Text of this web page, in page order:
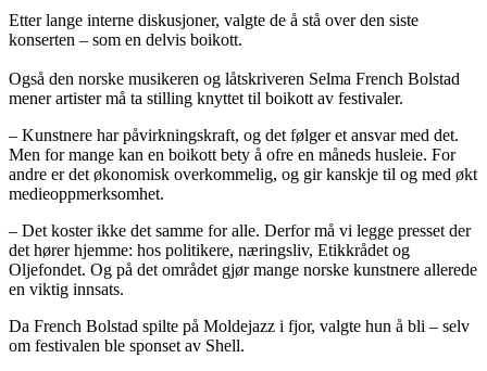
Etter lange interne diskusjoner, valgte de å stå over den siste
konserten – som en delvis boikott.
Også den norske musikeren og låtskriveren Selma French Bolstad
mener artister må ta stilling knyttet til boikott av festivaler.
– Kunstnere har påvirkningskraft, og det følger et ansvar med det.
Men for mange kan en boikott bety å ofre en måneds husleie. For
andre er det økonomisk overkommelig, og gir kanskje til og med økt
medieoppmerksomhet.
– Det koster ikke det samme for alle. Derfor må vi legge presset der
det hører hjemme: hos politikere, næringsliv, Etikkrådet og
Oljefondet. Og på det området gjør mange norske kunstnere allerede
en viktig innsats.
Da French Bolstad spilte på Moldejazz i fjor, valgte hun å bli – selv
om festivalen ble sponset av Shell.